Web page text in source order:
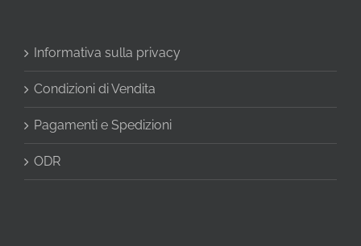
Informativa sulla privacy
Condizioni di Vendita
Pagamenti e Spedizioni
ODR